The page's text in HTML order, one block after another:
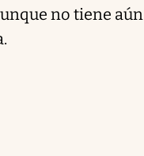
no tiene aún